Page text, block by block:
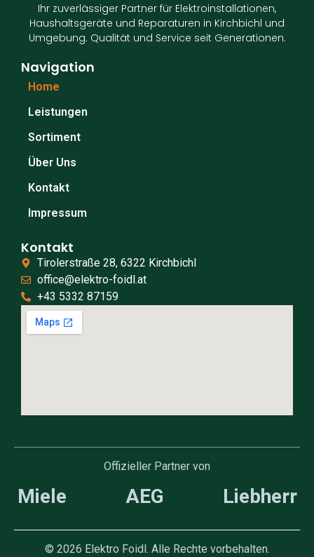
Ihr zuverlässiger Partner für Elektroinstallationen,
Haushaltsgeräte und Reparaturen in Kirchbichl und
Umgebung. Qualität und Service seit Generationen.
Navigation
Home
Leistungen
Sortiment
Über Uns
Kontakt
Impressum
Kontakt
Tirolerstraße 28, 6322 Kirchbichl
office@elektro-foidl.at
+43 5332 87159
Offizieller Partner von
Miele AEG Liebherr
© 2026 Elektro Foidl. Alle Rechte vorbehalten.